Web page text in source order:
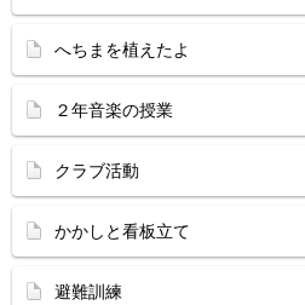
へちまを植えたよ
２年音楽の授業
クラブ活動
かかしと看板立て
避難訓練